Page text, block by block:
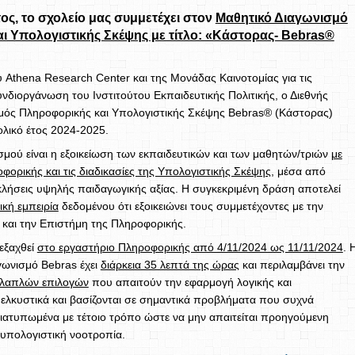
το σχολείο μας συμμετέχει στον Μαθητικό Διαγωνισμό
Υπολογιστικής Σκέψης με τίτλο: «Κάστορας- Bebras®
Research Center και της Μονάδας Καινοτομίας για τις
του Ινστιτούτου Εκπαιδευτικής Πολιτικής, ο Διεθνής
Πληροφορικής και Υπολογιστικής Σκέψης Bebras® (Κάστορας)
έτος 2024-2025.
είναι η εξοικείωση των εκπαιδευτικών και των μαθητών/τριών με
και τις διαδικασίες της Υπολογιστικής Σκέψης , μέσα από
υψηλής παιδαγωγικής αξίας. Η συγκεκριμένη δράση αποτελεί
εμπειρίαδεδομένου ότι εξοικειώνει τους συμμετέχοντες με την
την Επιστήμη της Πληροφορικής.
στο εργαστήριο Πληροφορικής από 4/11/2024 ως 11/11/2024.
Bebras έχει διάρκεια 35 λεπτά της ώρας και περιλαμβάνει την
επιλογώνπου απαιτούν την εφαρμογή λογικής και
και βασίζονται σε σημαντικά προβλήματα που συχνά
με τέτοιο τρόπο ώστε να μην απαιτείται προηγούμενη
νοοτροπία.